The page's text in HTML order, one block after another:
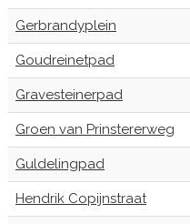
Gerbrandyplein
Goudreinetpad
Gravesteinerpad
Groen van Prinstererweg
Guldelingpad
Hendrik Copijnstraat